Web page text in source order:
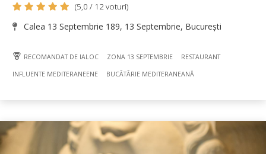
(5,0 / 12 voturi)
Calea 13 Septembrie 189, 13 Septembrie, București
RECOMANDAT DE IALOC ZONA 13 SEPTEMBRIE RESTAURANT
INFLUENTE MEDITERANEENE BUCÃTÃRIE MEDITERANEANĂ